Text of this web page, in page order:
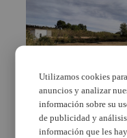
Manises neteja i
els camins del riu
amb fons propis
Utilizamos cookies
anuncios y analizar
información sobre su
de publicidad y
información que les